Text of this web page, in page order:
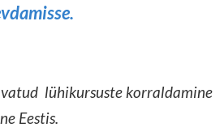
lühikursuste korraldamine
Eestis.